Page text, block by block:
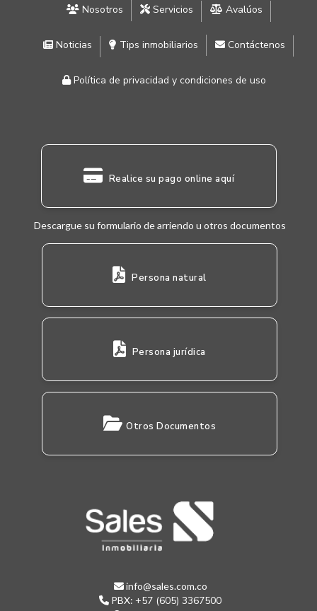
Nosotros Servicios Avalúos
Noticias Tips inmobiliarios Contáctenos
Política de privacidad y condiciones de uso
Realice su pago online aquí
Descargue su formulario de arriendo u otros documentos
Persona natural
Persona jurídica
Otros Documentos
info@sales.com.co
PBX: +57 (605) 3367500